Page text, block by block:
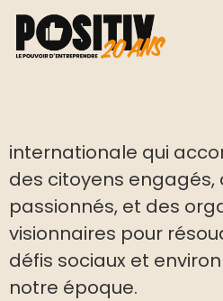
Make
internationale qui
des citoyens
passionnés, et des
visionnaires pour
défis sociaux et
notre époque.